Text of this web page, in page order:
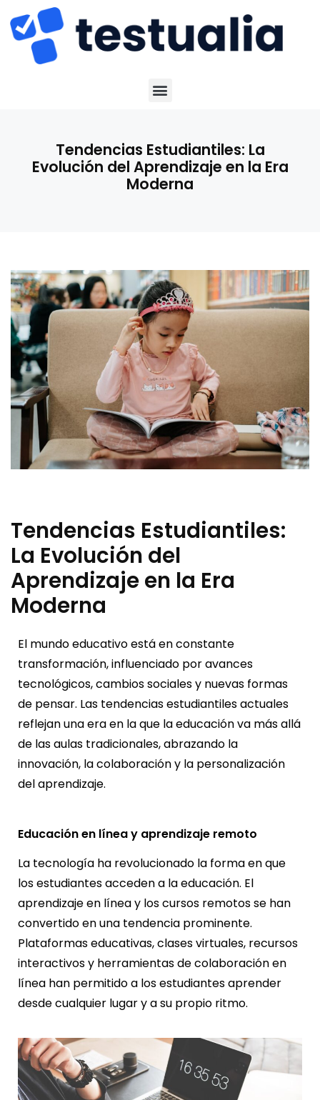
Tendencias Estudiantiles: La
Evolución del Aprendizaje en la Era
Moderna
Tendencias Estudiantiles:
La Evolución del
Aprendizaje en la Era
Moderna
El mundo educativo está en constante
transformación, influenciado por avances
tecnológicos, cambios sociales y nuevas formas
de pensar. Las tendencias estudiantiles actuales
reflejan una era en la que la educación va más allá
de las aulas tradicionales, abrazando la
innovación, la colaboración y la personalización
del aprendizaje.
Educación en línea y aprendizaje remoto
La tecnología ha revolucionado la forma en que
los estudiantes acceden a la educación. El
aprendizaje en línea y los cursos remotos se han
convertido en una tendencia prominente.
Plataformas educativas, clases virtuales, recursos
interactivos y herramientas de colaboración en
línea han permitido a los estudiantes aprender
desde cualquier lugar y a su propio ritmo.